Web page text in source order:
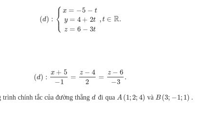
(d) : ⎧
⎩
⎨ x = −5 − t
y = 4 + 2t
z = 6 − 3t
, t ∈ R.
(d) :
x + 5
−1
=
z − 4
2
=
z − 6
−3
.
chính tắc của đường thẳng d đi qua A (1; 2; 4) và B (3; −1; 1) .